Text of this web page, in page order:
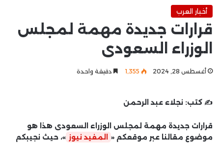
أخبار العرب
قرارات جديدة مهمة لمجلس
الوزراء السعودى
أغسطس 28, 2024 1٬355 دقيقة واحدة
✍️ كتب: نجلاء عبد الرحمن
قرارات جديدة مهمة لمجلس الوزراء السعودى هذا هو
موضوع مقالنا عبر موقعكم «
المفيد نيوز »، حيث نجيبكم